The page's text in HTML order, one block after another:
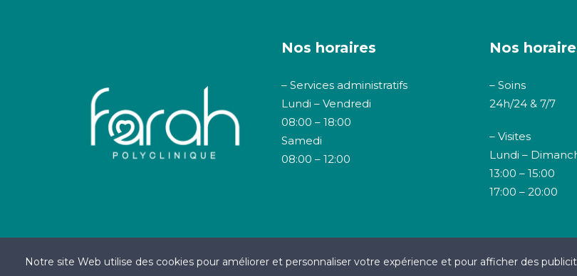
Notre site Web utilise des cookies pour améliorer et personnaliser votre expérience et pour afficher des
Nos horaires
– Services administratifs
Lundi – Vendredi
08:00 – 18:00
Samedi
08:00 – 12:00
Nos
– Soins
24h/24 & 7/7
– Visites
Lundi –
13:00 – 15:00
17:00 – 20:00